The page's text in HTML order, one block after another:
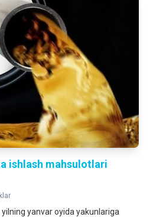
ishlash mahsulotlari
yanvar oyida yakunlariga